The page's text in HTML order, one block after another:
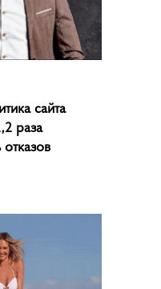
сайта
раза